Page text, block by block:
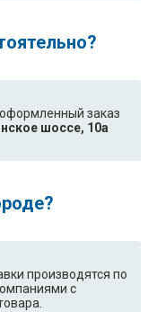
заказ
шоссе, 10а
производятся по
с